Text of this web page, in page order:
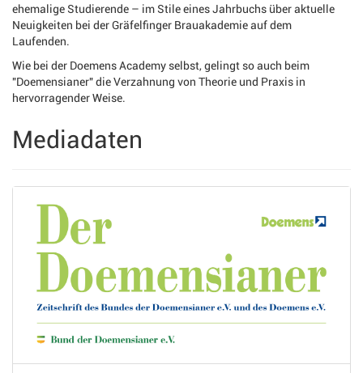
ehemalige Studierende – im Stile eines Jahrbuchs über aktuelle
Neuigkeiten bei der Gräfelfinger Brauakademie auf dem
Laufenden.
Wie bei der Doemens Academy selbst, gelingt so auch beim
"Doemensianer" die Verzahnung von Theorie und Praxis in
hervorragender Weise.
Mediadaten